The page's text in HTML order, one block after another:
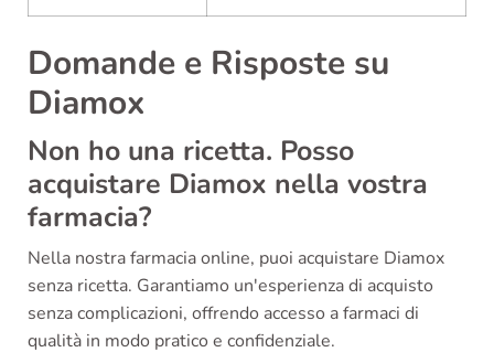
Domande e Risposte su
Diamox
Non ho una ricetta. Posso
acquistare Diamox nella vostra
farmacia?
Nella nostra farmacia online, puoi acquistare Diamox
senza ricetta. Garantiamo un'esperienza di acquisto
senza complicazioni, offrendo accesso a farmaci di
qualità in modo pratico e confidenziale.